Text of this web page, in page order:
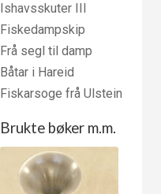
Ishavsskuter III
Fiskedampskip
Frå segl til damp
Båtar i Hareid
Fiskarsoge frå Ulstein
Brukte bøker m.m.